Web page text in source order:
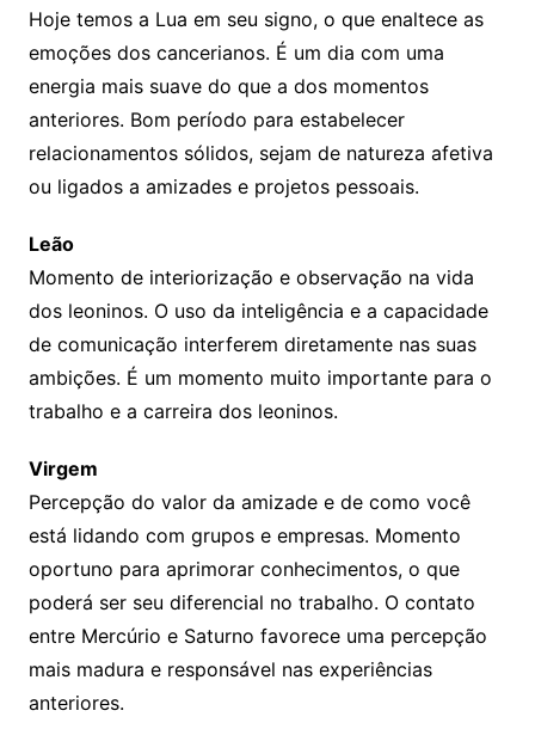
Hoje temos a Lua em seu signo, o que enaltece as
emoções dos cancerianos. É um dia com uma
energia mais suave do que a dos momentos
anteriores. Bom período para estabelecer
relacionamentos sólidos, sejam de natureza afetiva
ou ligados a amizades e projetos pessoais.
Leão
Momento de interiorização e observação na vida
dos leoninos. O uso da inteligência e a capacidade
de comunicação interferem diretamente nas suas
ambições. É um momento muito importante para o
trabalho e a carreira dos leoninos.
Virgem
Percepção do valor da amizade e de como você
está lidando com grupos e empresas. Momento
oportuno para aprimorar conhecimentos, o que
poderá ser seu diferencial no trabalho. O contato
entre Mercúrio e Saturno favorece uma percepção
mais madura e responsável nas experiências
anteriores.